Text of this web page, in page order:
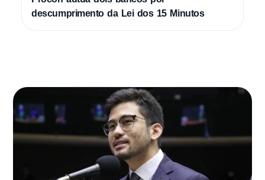
descumprimento da Lei dos 15 Minutos